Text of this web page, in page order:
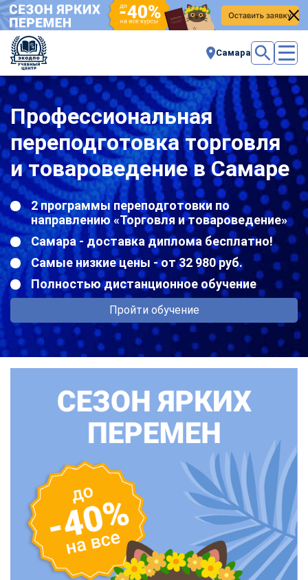
Самара
Профессиональная
переподготовка торговля
и товароведение в Самаре
2 программы переподготовки по
направлению «Торговля и товароведение»
Самара - доставка диплома бесплатно!
Самые низкие цены - от 32 980 руб.
Полностью дистанционное обучение
Пройти обучение